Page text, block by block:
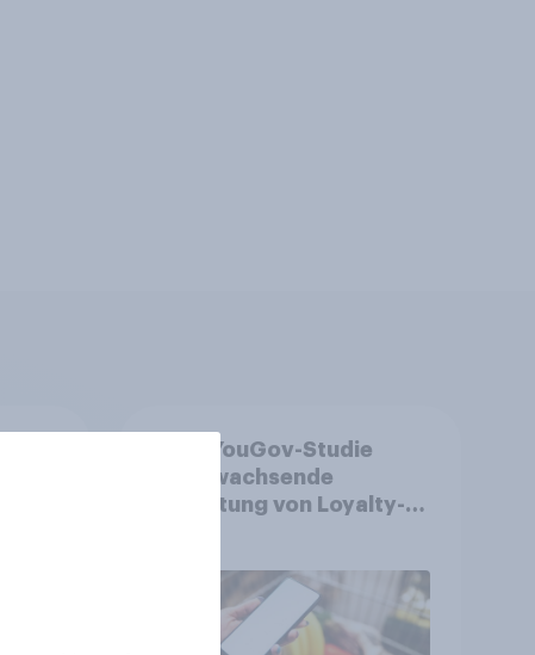
Neue YouGov-Studie
zeigt wachsende
Bedeutung von Loyalty-